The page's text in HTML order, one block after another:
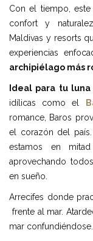
Con el tiempo,
confort y
Maldivas y resorts
experiencias
archipiélago más
Ideal para tu
idílicas como el
romance, Baros
el corazón del
estamos en
aprovechando
en sueño.
Arrecifes donde
frente al mar.
mar confundiéndose.